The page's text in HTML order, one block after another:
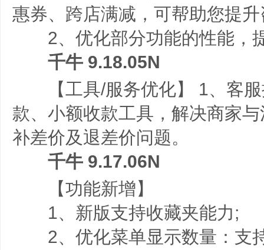
惠券、跨店满减，可帮助您提
2、优化部分功能的性能，
千牛 9.18.05N
【工具/服务优化】 1、客服
款、小额收款工具，解决商家
补差价及退差价问题。
千牛 9.17.06N
【功能新增】
1、新版支持收藏夹能力;
2、优化菜单显示数量：支